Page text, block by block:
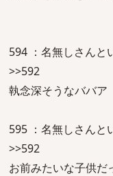
594 ：名無しさんと
>>592
執念深そうなババア
595 ：名無しさんと
>>592
お前みたいな子供だ